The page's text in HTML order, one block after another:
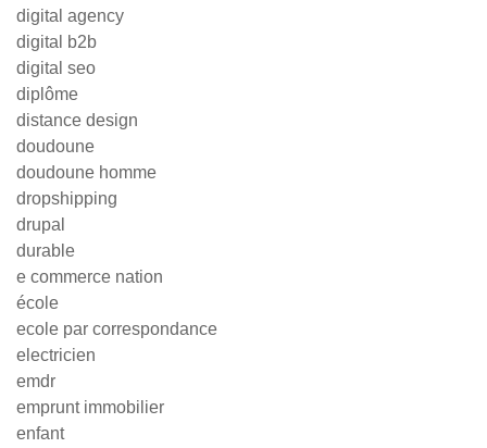
digital agency
digital b2b
digital seo
diplôme
distance design
doudoune
doudoune homme
dropshipping
drupal
durable
e commerce nation
école
ecole par correspondance
electricien
emdr
emprunt immobilier
enfant